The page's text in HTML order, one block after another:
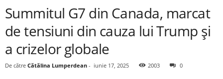
Summitul G7 din Canada, marcat
de tensiuni din cauza lui Trump și
a crizelor globale
De către Cătălina Lumperdean - iunie 17, 2025 2003 0